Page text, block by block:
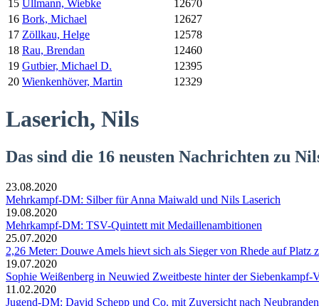
15 Ullmann, Wiebke
12670
16 Bork, Michael
12627
17 Zöllkau, Helge
12578
18 Rau, Brendan
12460
19 Gutbier, Michael D.
12395
20 Wienkenhöver, Martin 12329
Laserich, Nils
Das sind die 16 neusten Nachrichten zu
23.08.2020
Mehrkampf-DM: Silber für Anna Maiwald und Nils Laserich
19.08.2020
Mehrkampf-DM: TSV-Quintett mit Medaillenambitionen
25.07.2020
2,26 Meter: Douwe Amels hievt sich als Sieger von Rhede auf Platz
19.07.2020
Sophie Weißenberg in Neuwied Zweitbeste hinter der Siebenkampf-
11.02.2020
Jugend-DM: David Schepp und Co. mit Zuversicht nach